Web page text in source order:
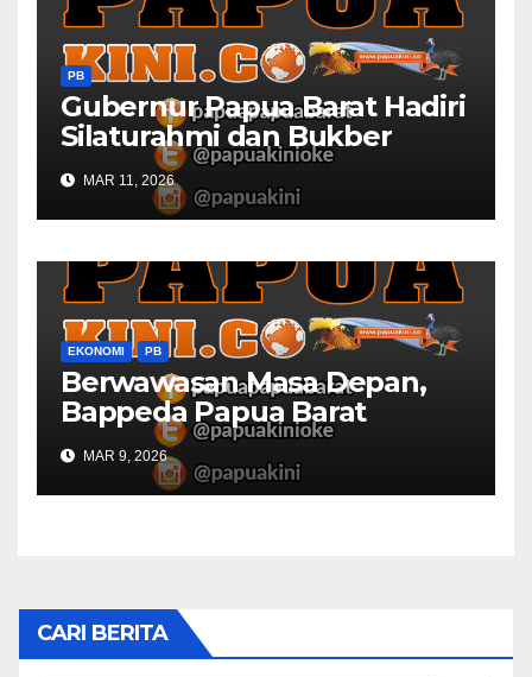
PB
Gubernur Papua Barat Hadiri
Silaturahmi dan Bukber
Bersama DPR RI dan
Mendagri di IPDN
MAR 11, 2026
EKONOMI PB
Berwawasan Masa Depan,
Bappeda Papua Barat
Konsultasi Publik RKPD 2027
MAR 9, 2026
CARI BERITA